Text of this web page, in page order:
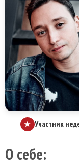
★ Участник
О себе: